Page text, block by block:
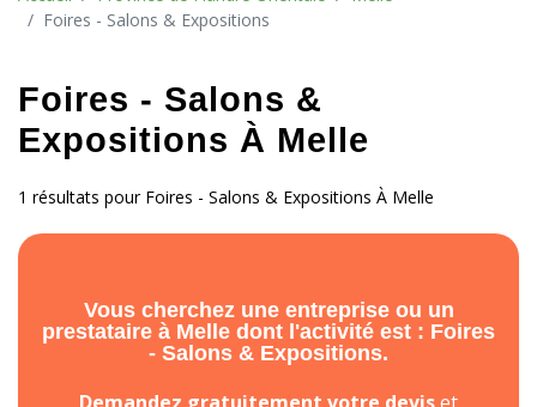
Foires - Salons & Expositions
Foires - Salons &
Expositions À Melle
1 résultats pour Foires - Salons & Expositions À Melle
Vous cherchez une entreprise ou un
prestataire à Melle dont l'activité est : Foires
- Salons & Expositions.
Demandez gratuitement votre deviset